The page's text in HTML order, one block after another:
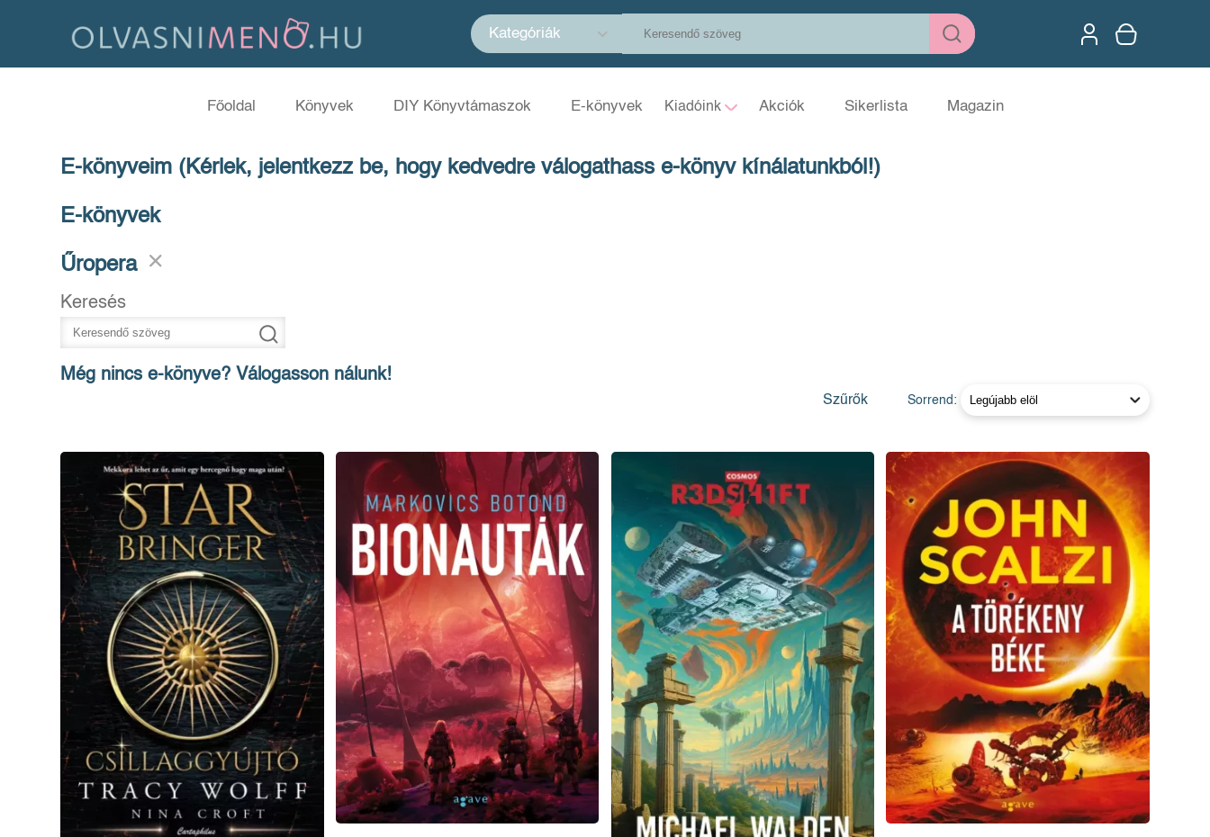
Kategóriák
Főoldal Könyvek DIY Könyvtámaszok E-könyvek Kiadóink Akciók Sikerlista Magazin
E-könyveim (Kérlek, jelentkezz be, hogy kedvedre válogathass e-könyv kínálatunkból!)
E-könyvek
Űropera
Keresés
Még nincs e-könyve? Válogasson nálunk!
Szűrők Sorrend: